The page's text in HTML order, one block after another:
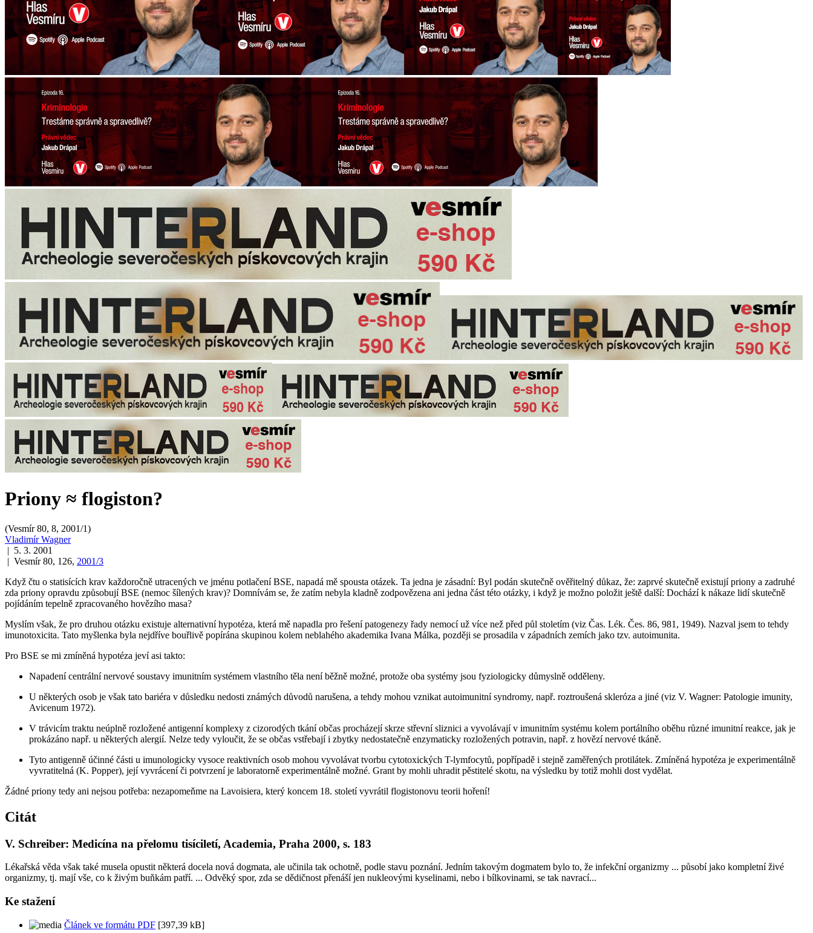
Priony ≈ flogiston?
(Vesmír 80, 8, 2001/1)
Vladimír Wagner
| 5. 3. 2001
| Vesmír 80, 126, 2001/3
Když čtu o statisících krav každoročně utracených ve jménu potlačení BSE, napadá mě spousta otázek. Ta jedna je zásadní: Byl podán skutečně ověřitelný důkaz, že: zaprvé skutečně existují priony a zadruhé
zda priony opravdu způsobují BSE (nemoc šílených krav)? Domnívám se, že zatím nebyla kladně zodpovězena ani jedna část této otázky, i když je možno položit ještě další: Dochází k nákaze lidí skutečně
pojídáním tepelně zpracovaného hovězího masa?
Myslím však, že pro druhou otázku existuje alternativní hypotéza, která mě napadla pro řešení patogenezy řady nemocí už více než před půl stoletím (viz Čas. Lék. Čes. 86, 981, 1949). Nazval jsem to tehdy
imunotoxicita. Tato myšlenka byla nejdříve bouřlivě popírána skupinou kolem neblahého akademika Ivana Málka, později se prosadila v západních zemích jako tzv. autoimunita.
Pro BSE se mi zmíněná hypotéza jeví asi takto:
Napadení centrální nervové soustavy imunitním systémem vlastního těla není běžně možné, protože oba systémy jsou fyziologicky důmyslně odděleny.
U některých osob je však tato bariéra v důsledku nedosti známých důvodů narušena, a tehdy mohou vznikat autoimunitní syndromy, např. roztroušená skleróza a jiné (viz V. Wagner: Patologie imunity,
Avicenum 1972).
V trávicím traktu neúplně rozložené antigenní komplexy z cizorodých tkání občas procházejí skrze střevní sliznici a vyvolávají v imunitním systému kolem portálního oběhu různé imunitní reakce, jak je
prokázáno např. u některých alergií. Nelze tedy vyloučit, že se občas vstřebají i zbytky nedostatečně enzymaticky rozložených potravin, např. z hovězí nervové tkáně.
Tyto antigenně účinné části u imunologicky vysoce reaktivních osob mohou vyvolávat tvorbu cytotoxických T-lymfocytů, popřípadě i stejně zaměřených protilátek. Zmíněná hypotéza je experimentálně
vyvratitelná (K. Popper), její vyvrácení či potvrzení je laboratorně experimentálně možné. Grant by mohli uhradit pěstitelé skotu, na výsledku by totiž mohli dost vydělat.
Žádné priony tedy ani nejsou potřeba: nezapomeňme na Lavoisiera, který koncem 18. století vyvrátil flogistonovu teorii hoření!
Citát
V. Schreiber: Medicína na přelomu tisíciletí, Academia, Praha 2000, s. 183
Lékařská věda však také musela opustit některá docela nová dogmata, ale učinila tak ochotně, podle stavu poznání. Jedním takovým dogmatem bylo to, že infekční organizmy ... působí jako kompletní živé
organizmy, tj. mají vše, co k živým buňkám patří. ... Odvěký spor, zda se dědičnost přenáší jen nukleovými kyselinami, nebo i bílkovinami, se tak navrací...
Ke stažení
Článek ve formátu PDF [397,39 kB]